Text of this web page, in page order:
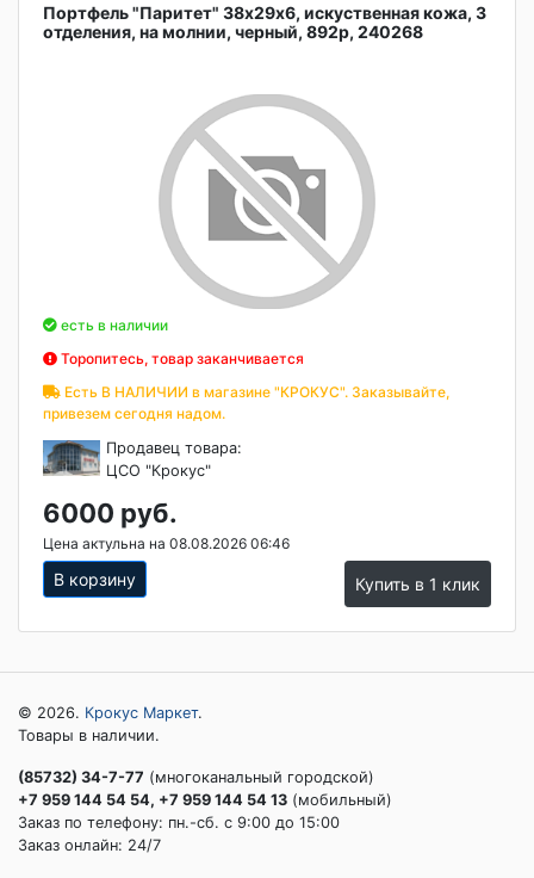
Портфель "Паритет" 38х29х6, искуственная кожа, 3
отделения, на молнии, черный, 892р, 240268
есть в наличии
Торопитесь, товар заканчивается
Есть В НАЛИЧИИ в магазине "КРОКУС". Заказывайте,
привезем сегодня надом.
Продавец товара:
ЦСО "Крокус"
6000 руб.
Цена актульна на 08.08.2026 06:46
В корзину Купить в 1 клик
© 2026. Крокус Маркет.
Товары в наличии.
(85732) 34-7-77 (многоканальный городской)
+7 959 144 54 54, +7 959 144 54 13 (мобильный)
Заказ по телефону: пн.-сб. c 9:00 до 15:00
Заказ онлайн: 24/7